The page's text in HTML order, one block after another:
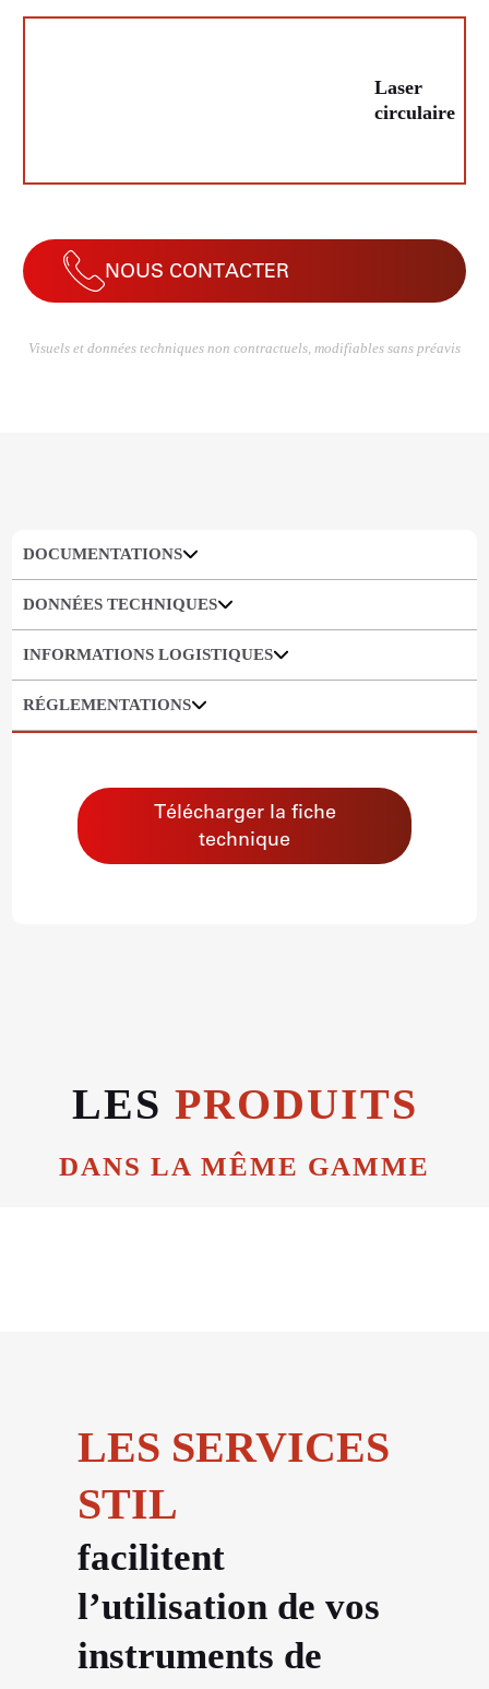
Laser
circulaire
NOUS CONTACTER
Visuels et données techniques non contractuels, modifiables sans préavis
DOCUMENTATIONS
DONNÉES TECHNIQUES
INFORMATIONS LOGISTIQUES
RÉGLEMENTATIONS
Télécharger la fiche
technique
LES PRODUITS
DANS LA MÊME GAMME
LES SERVICES
STIL
facilitent
l’utilisation de vos
instruments de